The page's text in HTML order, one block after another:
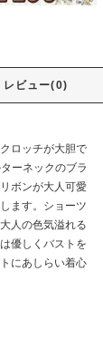
レビュー(0)
ロッチが大胆で
ーネックのブラ
ボンが大人可愛
ます。ショーツ
人の色気溢れる
優しくバストを
にあしらい着心